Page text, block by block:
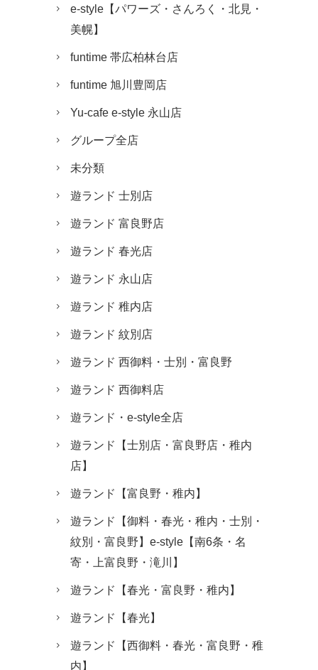
e-style【パワーズ・さんろく・北見・
美幌】
funtime 帯広柏林台店
funtime 旭川豊岡店
Yu-cafe e-style 永山店
グループ全店
未分類
遊ランド 士別店
遊ランド 富良野店
遊ランド 春光店
遊ランド 永山店
遊ランド 稚内店
遊ランド 紋別店
遊ランド 西御料・士別・富良野
遊ランド 西御料店
遊ランド・e-style全店
遊ランド【士別店・富良野店・稚内
店】
遊ランド【富良野・稚内】
遊ランド【御料・春光・稚内・士別・
紋別・富良野】e-style【南6条・名
寄・上富良野・滝川】
遊ランド【春光・富良野・稚内】
遊ランド【春光】
遊ランド【西御料・春光・富良野・稚
内】